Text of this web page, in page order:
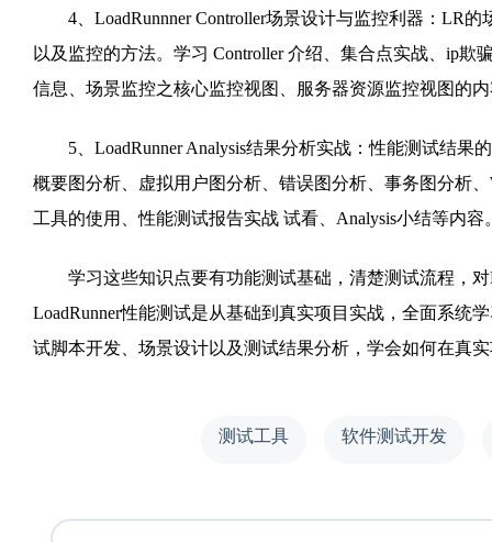
4、LoadRunnner Controller场景设计与监控利器：LR的
以及监控的方法。学习 Controller 介绍、集合点实战、ip
信息、场景监控之核心监控视图、服务器资源监控视图的
5、LoadRunner Analysis结果分析实战：性能测试结果
概要图分析、虚拟用户图分析、错误图分析、事务图分析
工具的使用、性能测试报告实战 试看、Analysis小结等内容
学习这些知识点要有功能测试基础，清楚测试流程，对
LoadRunner性能测试是从基础到真实项目实战，全面系统
试脚本开发、场景设计以及测试结果分析，学会如何在真
测试工具 软件测试开发